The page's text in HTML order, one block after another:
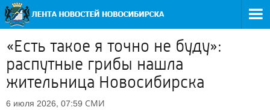
«Есть такое я точно не буду»:
распутные грибы нашла
жительница Новосибирска
6 июля 2026, 07:59 СМИ